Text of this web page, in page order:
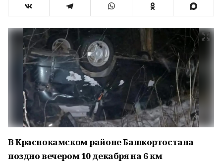
В Краснокамском районе Башкортостана
поздно вечером 10 декабря на 6 км